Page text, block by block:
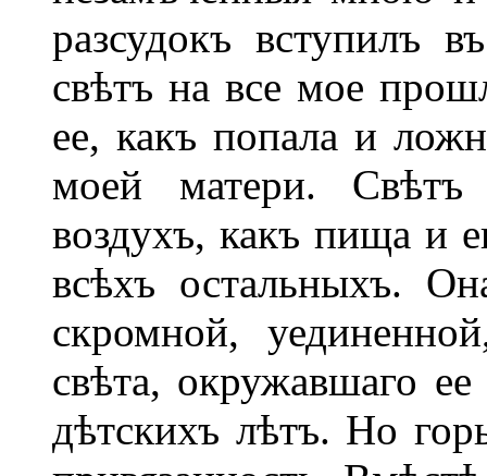
разсудокъ вступилъ
свѣтъ на все мое
ее, какъ попала и
моей матери.
воздухъ, какъ пища и
всѣхъ остальныхъ.
скромной,
свѣта, окружавшаго
дѣтскихъ лѣтъ. Но